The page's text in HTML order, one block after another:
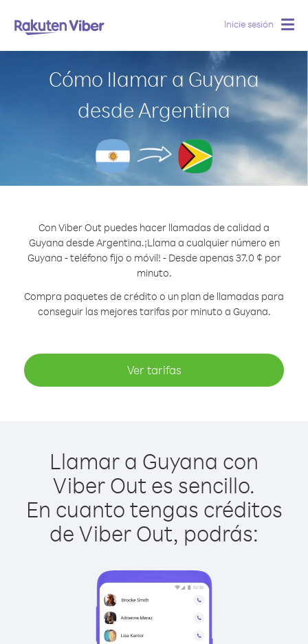
Inicie sesión
Cómo llamar a Guyana
desde Argentina
Con Viber Out puedes hacer llamadas de calidad a
Guyana desde Argentina.¡Llama a cualquier número en
Guyana - teléfono fijo o móvil! - Desde apenas 37.0 ¢ por
minuto.
Compra paquetes de crédito o un plan de llamadas para
conseguir las mejores tarifas por minuto a Guyana.
Ver tarifas
Llamar a Guyana con
Viber Out es sencillo.
En cuanto tengas créditos
de Viber Out, podrás: